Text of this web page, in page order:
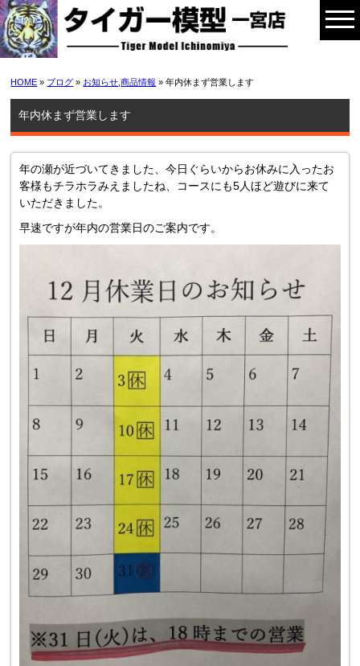
HOME » ブログ » お知らせ ,商品情報 » 年内休まず営業します
年内休まず営業します
年の瀬が近づいてきました、今日ぐらいからお休みに入ったお
客様もチラホラみえましたね、コースにも5人ほど遊びに来て
いただきました。
早速ですが年内の営業日のご案内です。